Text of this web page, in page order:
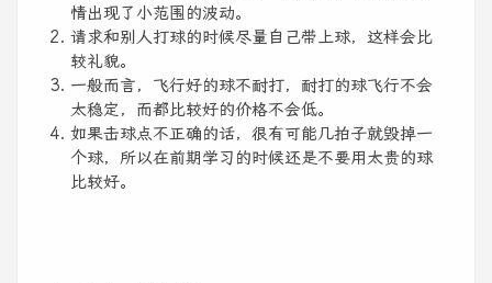
情出现了小范围的波动。
请求和别人打球的时候尽量自己带上球，这样会比
较礼貌。
一般而言，飞行好的球不耐打，耐打的球飞行不会
太稳定，而都比较好的价格不会低。
如果击球点不正确的话，很有可能几拍子就毁掉一
个球，所以在前期学习的时候还是不要用太贵的球
比较好。